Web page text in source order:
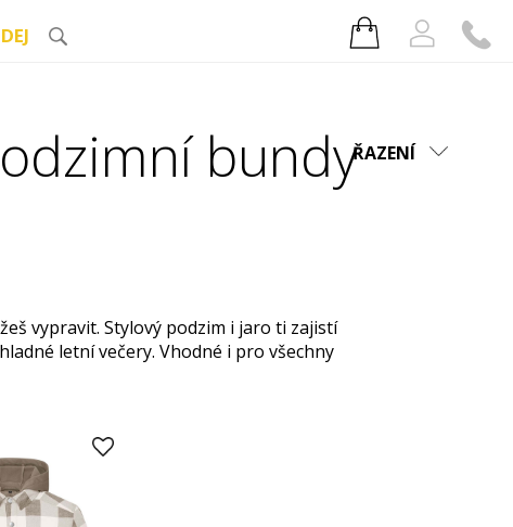
ŘAZENÍ
bundy
vypravit. Stylový podzim i jaro ti zajistí
letní večery. Vhodné i pro všechny